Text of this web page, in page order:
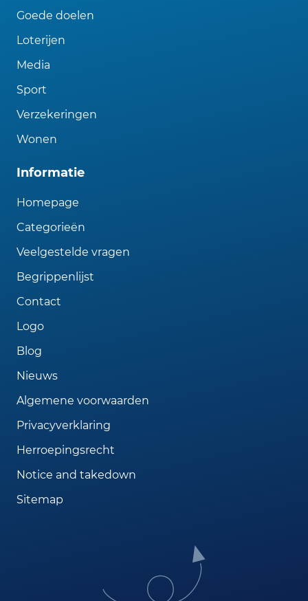
Goede doelen
Loterijen
Media
Sport
Verzekeringen
Wonen
Informatie
Homepage
Categorieën
Veelgestelde vragen
Begrippenlijst
Contact
Logo
Blog
Nieuws
Algemene voorwaarden
Privacyverklaring
Herroepingsrecht
Notice and takedown
Sitemap